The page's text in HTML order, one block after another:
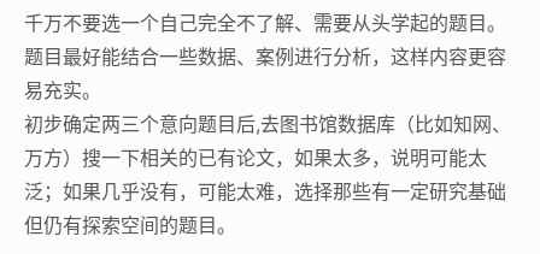
千万不要选一个自己完全不了解、需要从头学起的题目。
题目最好能结合一些数据、案例进行分析，这样内容更容
易充实。
初步确定两三个意向题目后,去图书馆数据库（比如知网、
万方）搜一下相关的已有论文，如果太多，说明可能太
泛；如果几乎没有，可能太难，选择那些有一定研究基础
但仍有探索空间的题目。